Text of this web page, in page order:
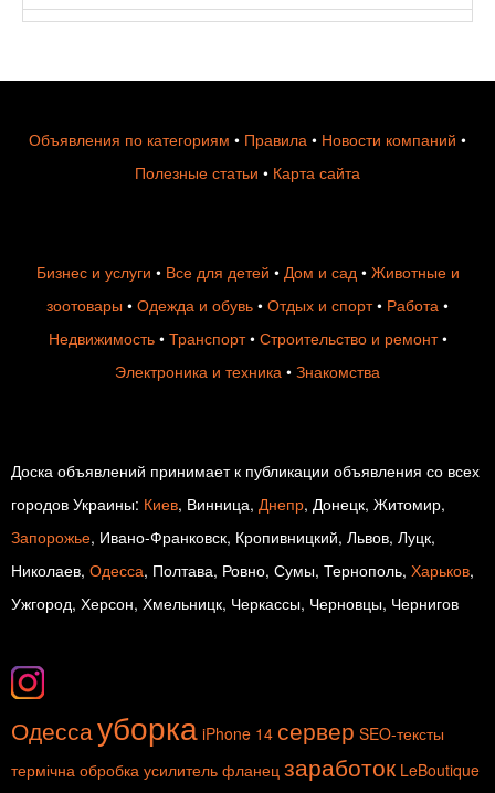
Объявления по категориям • Правила • Новости компаний •
Полезные статьи • Карта сайта
Бизнес и услуги • Все для детей • Дом и сад• Животные и
зоотовары • Одежда и обувь • Отдых и спорт• Работа •
Недвижимость• Транспорт• Строительство и ремонт•
Электроника и техника • Знакомства
Доска объявлений принимает к публикации объявления со всех
городов Украины: Киев, Винница, Днепр, Донецк, Житомир,
Запорожье, Ивано-Франковск, Кропивницкий, Львов, Луцк,
Николаев, Одесса, Полтава, Ровно, Сумы, Тернополь, Харьков,
Ужгород, Херсон, Хмельницк, Черкассы, Черновцы, Чернигов
Одессауборка iPhone 14 сервер SEO-тексты
термічна обробка усилитель фланец заработок LeBoutique